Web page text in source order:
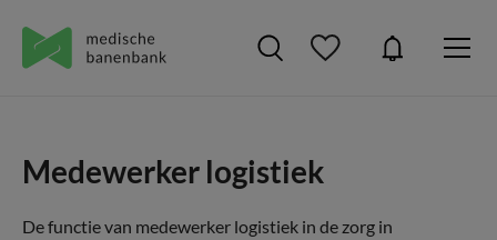
Medewerker logistiek
De functie van medewerker logistiek in de zorg in